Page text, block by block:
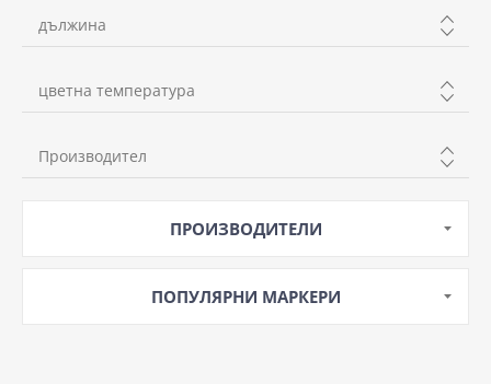
дължина
1500mm
цветна температура
студена
Производител
ПРОИЗВОДИТЕЛИ
ПОПУЛЯРНИ МАРКЕРИ